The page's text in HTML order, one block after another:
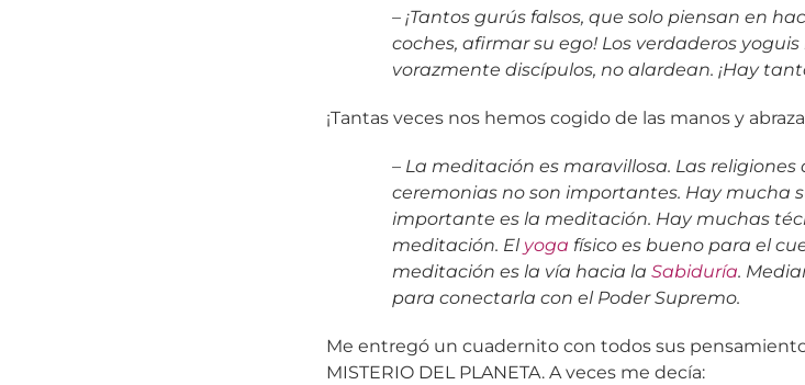
– ¡Tantos gurús falsos, que solo piensan en
coches, afirmar su ego! Los verdaderos
vorazmente discípulos, no alardean. ¡Hay
¡Tantas veces nos hemos cogido de las manos y
– La meditación es maravillosa. Las
ceremonias no son importantes. Hay mucha
importante es la meditación. Hay muchas
meditación. El yoga físico es bueno para el
meditación es la vía hacia laSabiduría.
para conectarla con el Poder Supremo.
Me entregó un cuadernito con todos sus
MISTERIO DEL PLANETA. A veces me decía: